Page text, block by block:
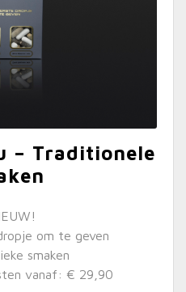
– Traditionele
om te geven
smaken
vanaf: € 29,90